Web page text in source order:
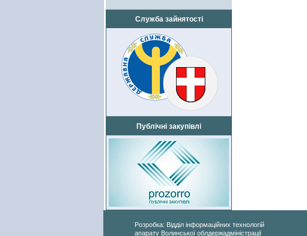
Служба зайнятості
Публічні закупівлі
Розробка: Відділ інформаційних технологій
апарату Волинської облдержадміністрації